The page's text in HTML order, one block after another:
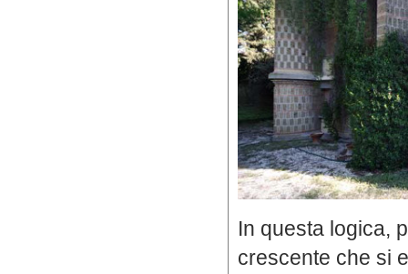
In questa logica,
crescente che si